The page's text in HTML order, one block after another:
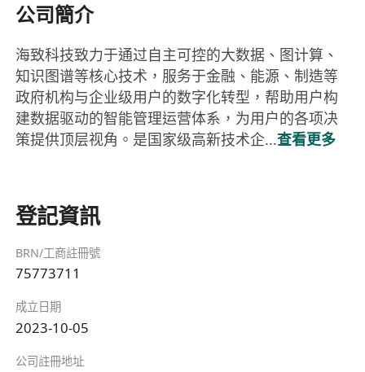
公司簡介
海致科技致力于通过自主可控的大数据、图计算、
知识图谱等核心技术，服务于金融、能源、制造等
政府机构与企业级用户的数字化转型，帮助用户构
建数据驱动的智能管理运营体系，为用户的各项决
策提供顶层视角。是国家级高新技术企...查看更多
登記資訊
BRN/工商註冊號
75773711
成立日期
2023-10-05
公司註冊地址